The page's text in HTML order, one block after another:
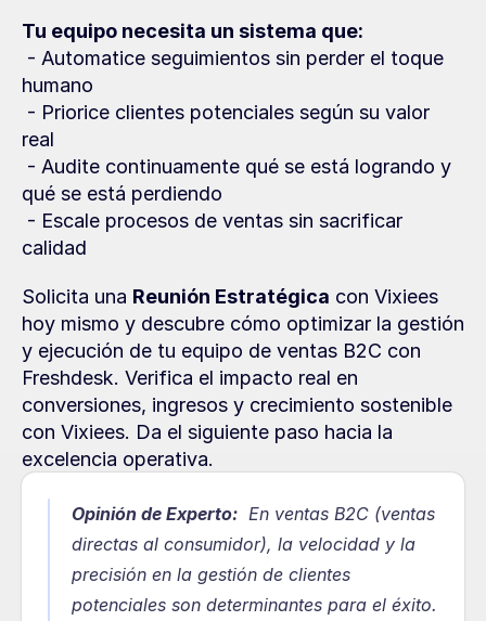
Tu equipo necesita un sistema que:
humano
real
qué se está perdiendo
calidad
Solicita una Reunión Estratégica con Vixiees
hoy mismo y descubre cómo optimizar la gestión
y ejecución de tu equipo de ventas B2C con
Freshdesk. Verifica el impacto real en
conversiones, ingresos y crecimiento sostenible
con Vixiees. Da el siguiente paso hacia la
excelencia operativa.
Opinión de Experto:
  En ventas B2C (ventas
directas al consumidor), la velocidad y la
precisión en la gestión de clientes
potenciales son determinantes para el éxito.